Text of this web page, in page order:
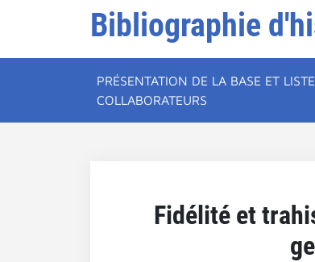
Bibliographie
PRÉSENTATION DE LA BASE ET
COLLABORATEURS
Fidélité et